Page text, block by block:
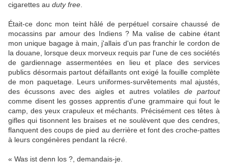
cigarettes au duty free
Était-ce donc mon teint hâlé de perpétuel corsaire chaussé de
mocassins par amour des Indiens ? Ma valise de cabine étant
mon unique bagage à main, j'allais d'un pas franchir le cordon de
la douane, lorsque deux morveux requis par l'une de ces sociétés
de gardiennage assermentées en lieu et place des services
publics désormais partout défaillants ont exigé la fouille complète
de mon paquetage. Leurs uniformes-survêtements mal ajustés,
des écussons avec des aigles et autres volatilesde partout
comme disent les gosses apprentis d'une grammaire qui fout le
camp, des yeux crapuleux et méchants. Précisément ces têtes à
gifles qui tisonnent les braises et ne soulèvent que des cendres,
flanquent des coups de pied au derrière et font des croche-pattes
à leurs congénères pendant la récré.
« Was ist denn los ?, demandais-je.